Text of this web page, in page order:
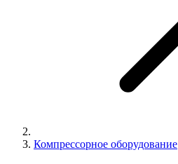
Компрессорное оборудование